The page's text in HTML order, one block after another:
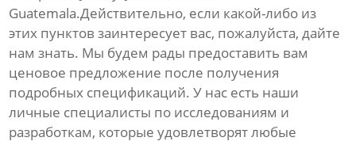
Guatemala.Действительно, если какой-либо из
этих пунктов заинтересует вас, пожалуйста, дайте
нам знать. Мы будем рады предоставить вам
ценовое предложение после получения
подробных спецификаций. У нас есть наши
личные специалисты по исследованиям и
разработкам, которые удовлетворят любые